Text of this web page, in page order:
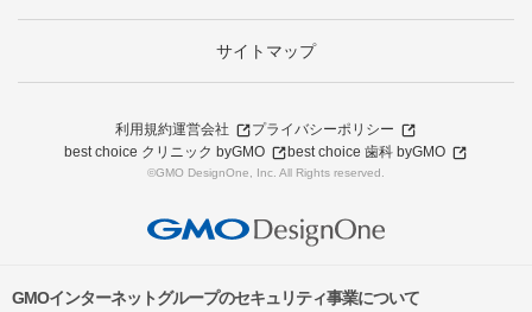
サイトマップ
利用規約運営会社
プライバシーポリシー
best choice クリニック byGMO
best choice 歯科 byGMO
©GMO DesignOne, Inc. All Rights reserved.
GMOインターネットグループのセキュリティ事業について